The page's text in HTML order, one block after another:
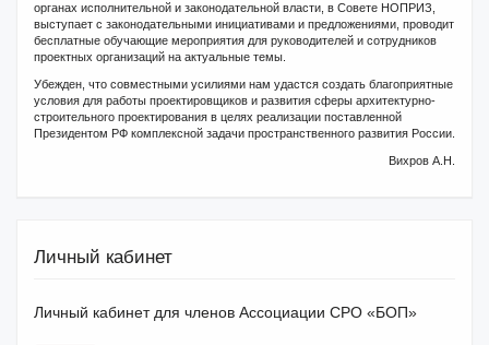
органах исполнительной и законодательной власти, в Совете НОПРИЗ,
выступает с законодательными инициативами и предложениями, проводит
бесплатные обучающие мероприятия для руководителей и сотрудников
проектных организаций на актуальные темы.
Убежден, что совместными усилиями нам удастся создать благоприятные
условия для работы проектировщиков и развития сферы архитектурно-
строительного проектирования в целях реализации поставленной
Президентом РФ комплексной задачи пространственного развития России.
Вихров А.Н.
Личный кабинет
Личный кабинет для членов Ассоциации СРО «БОП»